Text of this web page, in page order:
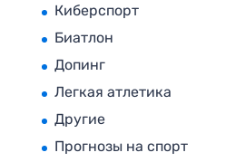
Киберспорт
Биатлон
Допинг
Легкая атлетика
Другие
Прогнозы на спорт